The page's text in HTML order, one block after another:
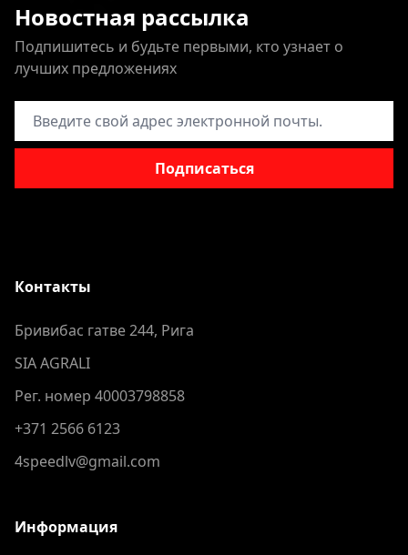
Новостная рассылка
Подпишитесь и будьте первыми, кто узнает о
лучших предложениях
Адрес электронной почты
Подписаться
Контакты
Бривибас гатве 244, Рига
SIA AGRALI
Рег. номер 40003798858
+371 2566 6123
4speedlv@gmail.com
Информация